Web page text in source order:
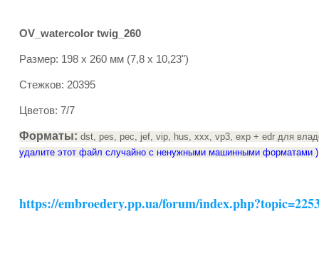
OV_watercolor twig_260
Размер: 198 x 260 мм (7,8 x 10,23")
Стежков: 20395
Цветов: 7/7
Форматы: dst, pes, pec, jef, vip, hus, xxx, vp3, exp + edr для
удалите этот файл случайно с ненужными машинными форматами )
https://embroedery.pp.ua/forum/